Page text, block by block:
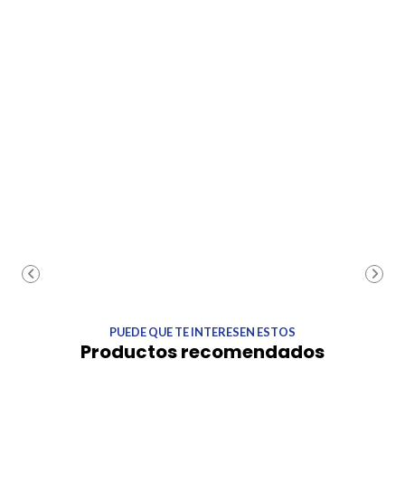
PUEDE QUE TE INTERESEN ESTOS
Productos recomendados